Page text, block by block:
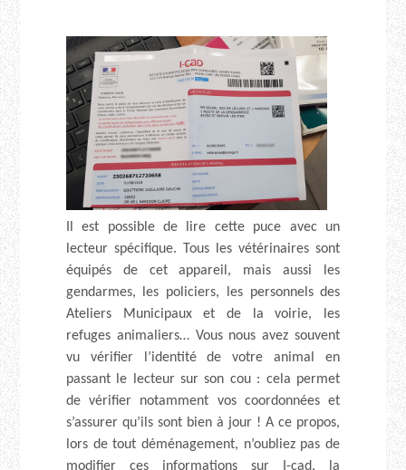
Il est possible de lire cette puce avec un
lecteur spécifique. Tous les vétérinaires sont
équipés de cet appareil, mais aussi les
gendarmes, les policiers, les personnels des
Ateliers Municipaux et de la voirie, les
refuges animaliers… Vous nous avez souvent
vu vérifier l’identité de votre animal en
passant le lecteur sur son cou : cela permet
de vérifier notamment vos coordonnées et
s’assurer qu’ils sont bien à jour ! A ce propos,
lors de tout déménagement, n’oubliez pas de
modifier ces informations sur I-cad, la